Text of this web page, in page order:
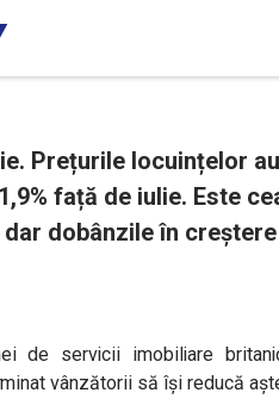
Prețurile locuințelor
față de iulie. Este
dar dobânzile în
de servicii imobiliare
vânzătorii să își reducă